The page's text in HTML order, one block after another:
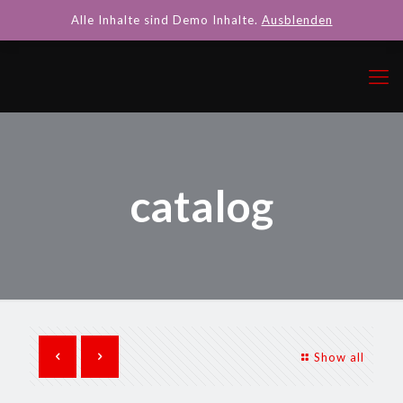
catalog
Show all
Alle Inhalte sind Demo Inhalte. Ausblenden